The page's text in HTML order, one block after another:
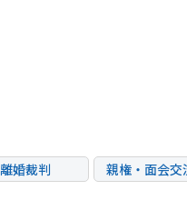
離婚裁判 親権・面会交